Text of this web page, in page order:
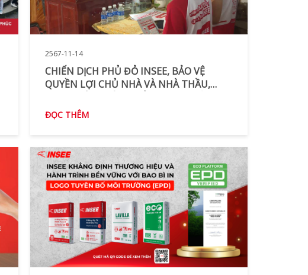
2567-11-14
CHIẾN DỊCH PHỦ ĐỎ INSEE, BẢO VỆ
QUYỀN LỢI CHỦ NHÀ VÀ NHÀ THẦU,
HÃNG
ĐỌC THÊM